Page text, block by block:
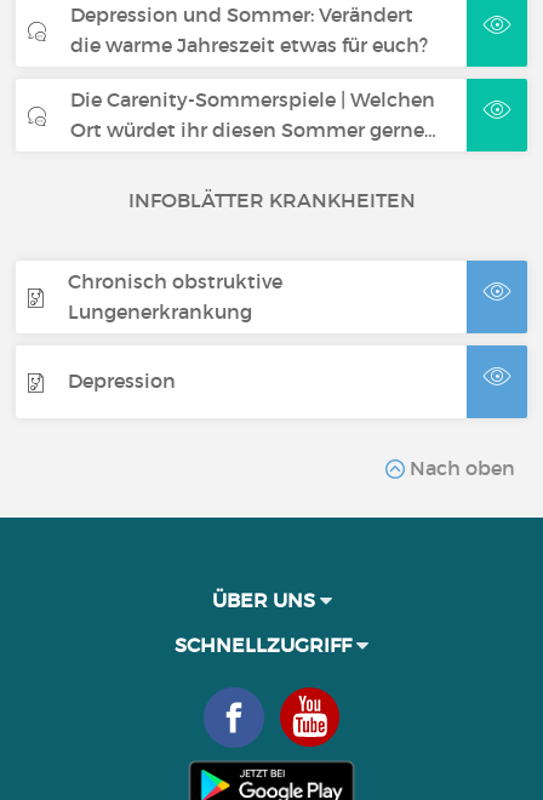
Depression und Sommer: Verändert
die warme Jahreszeit etwas für euch?
Die Carenity-Sommerspiele | Welchen
Ort würdet ihr diesen Sommer gerne…
INFOBLÄTTER KRANKHEITEN
Chronisch obstruktive
Lungenerkrankung
Depression
Nach oben
ÜBER UNS
SCHNELLZUGRIFF